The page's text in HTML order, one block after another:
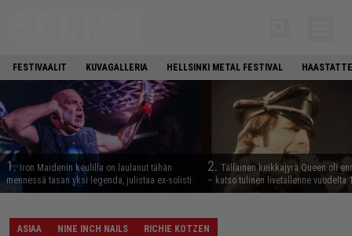
FESTIVAALIT KUVAGALLERIA HELLSINKI METAL FESTIVAL
1. Iron Maidenin keulilla on laulanut tähän
mennessä tasan yksi legenda, julistaa ex-solisti
2. Tällainen keikkajyrä Queen oli
– katso tulinen livetallenne vuodelta
ASIAA NINE INCH NAILS RICHIE KOTZEN